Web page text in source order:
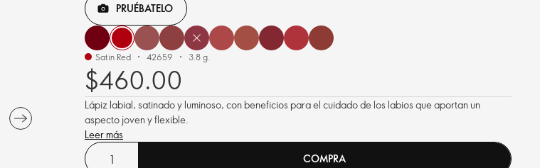
PRUÉBATELO
Satin Red 42659 3.8 g.
$460.00
Lápiz labial, satinado y luminoso, con beneficios para el cuidado de los labios que aportan un
aspecto joven y flexible.
Leer más
COMPRA